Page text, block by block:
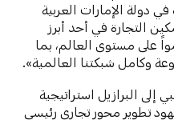
دولة الإمارات العربية
التجارة في أحد أبرز
على مستوى العالم، بما
وكامل شبكتنا العالمية».
البرازيل استراتيجية
تطوير محور تجاري رئيسي